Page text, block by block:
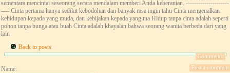
sementara mencintai seseorang secara mendalam memberi Anda keberanian. ---------------------
---- Cinta pertama hanya sedikit kebodohan dan banyak rasa ingin tahu Cinta mengenalkan
kehidupan kepada yang muda, dan kebijakan kepada yang tua Hidup tanpa cinta adalah seperti
pohon tanpa bunga atau buah Cinta adalah khayalan bahwa seorang wanita berbeda dari yang
lain
Back to posts
Comments:
Post a comment
Name: